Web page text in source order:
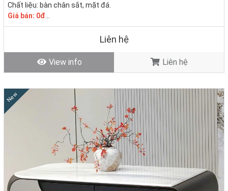
Chất liệu: bàn chân sắt, mặt đá.
Giá bán: 0đ
Tình trạng: Hàng mới - Còn hàng
Liên hệ
View info Liên hệ
New